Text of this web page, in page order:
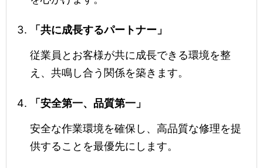
「共に成長するパートナー」
従業員とお客様が共に成長できる環境を整
え、共鳴し合う関係を築きます。
「安全第一、品質第一」
安全な作業環境を確保し、高品質な修理を提
供することを最優先にします。